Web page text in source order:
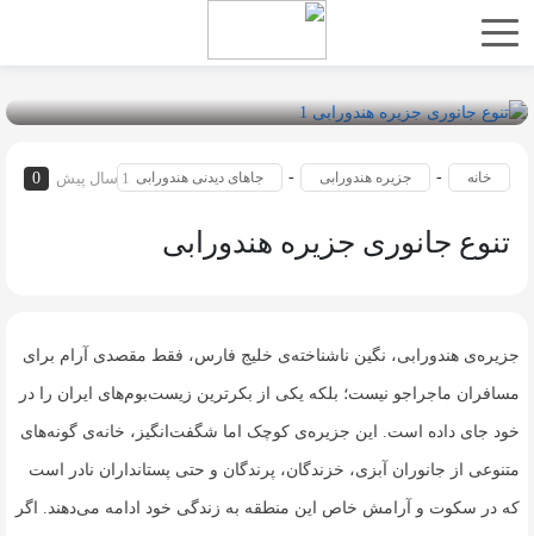
1 سال پیش 0 خانه - جزیره هندورابی - جاهای دیدنی هندورابی
تنوع جانوری جزیره هندورابی
جزیره‌ی هندورابی، نگین ناشناخته‌ی خلیج فارس، فقط مقصدی آرام برای
مسافران ماجراجو نیست؛ بلکه یکی از بکرترین زیست‌بوم‌های ایران را در
خود جای داده است. این جزیره‌ی کوچک اما شگفت‌انگیز، خانه‌ی گونه‌های
متنوعی از جانوران آبزی، خزندگان، پرندگان و حتی پستانداران نادر است
که در سکوت و آرامش خاص این منطقه به زندگی خود ادامه می‌دهند. اگر